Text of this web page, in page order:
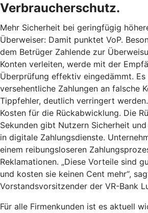
Verbraucherschutz.
Mehr Sicherheit bei geringfügig
Überweiser: Damit punktet VoP.
dem Betrüger Zahlende zur
Konten verleiten, werde mit der
Überprüfung effektiv eingedämmt. Es
versehentliche Zahlungen an falsche
Tippfehler, deutlich verringert
Kosten für die Rückabwicklung. Die
Sekunden gibt Nutzern Sicherheit
in digitale Zahlungsdienste.
einem reibungsloseren
Reklamationen. „Diese Vorteile sind
und kosten sie keinen Cent mehr“,
Vorstandsvorsitzender der VR-Bank
Für alle Firmenkunden ist es aktuell